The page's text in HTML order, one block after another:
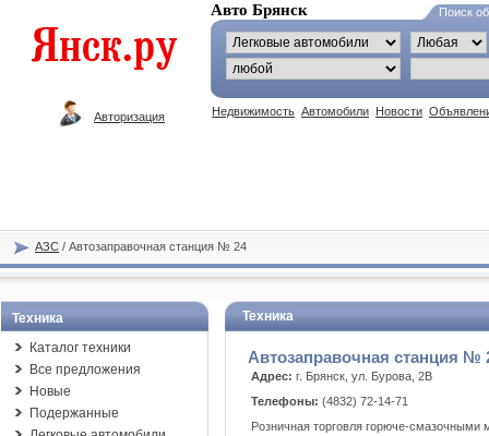
Авто Брянск Поиск
Авторизация Недвижимость Автомобили Новости
АЗС / Автозаправочная станция № 24
Техника
Каталог техники
Все предложения
Новые
Подержанные
Техника
Автозаправочная станция №
Адрес: г. Брянск, ул. Бурова, 2В
Телефоны: (4832) 72-14-71
Розничная торговля горюче-смазочными